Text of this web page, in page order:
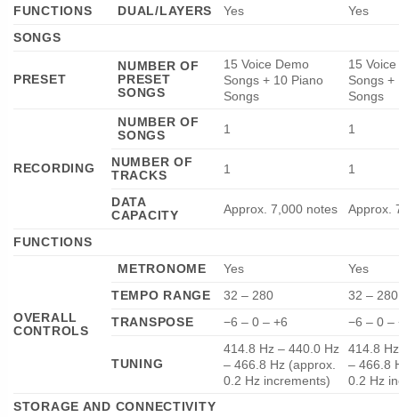
FUNCTIONS
DUAL/LAYERS Yes
Yes
SONGS
PRESET
NUMBER OF
PRESET
SONGS
15 Voice Demo
Songs + 10 Piano
Songs
15
Songs +
Songs
RECORDING
NUMBER OF
SONGS
1 1
NUMBER OF
TRACKS
1 1
DATA
CAPACITY
Approx. 7,000 notes Approx.
FUNCTIONS
OVERALL
CONTROLS
METRONOME Yes
Yes
TEMPO RANGE
32 – 280
32 – 280
TRANSPOSE
−6 – 0 – +6 −6 – 0 –
TUNING
414.8 Hz – 440.0 Hz
– 466.8 Hz (approx.
0.2 Hz increments)
414.8
– 466.8
0.2 Hz
STORAGE AND CONNECTIVITY